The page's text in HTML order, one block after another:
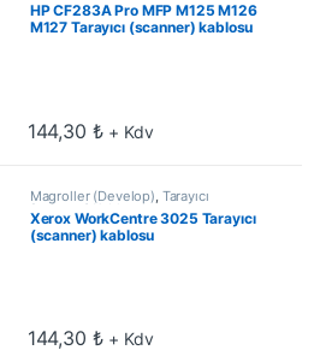
HP CF283A Pro MFP M125 M126
M127 Tarayıcı (scanner) kablosu
144,30 ₺ + Kdv
Magroller (Develop), Tarayıcı
(scanner) Kablo
Xerox WorkCentre 3025 Tarayıcı
(scanner) kablosu
144,30 ₺ + Kdv